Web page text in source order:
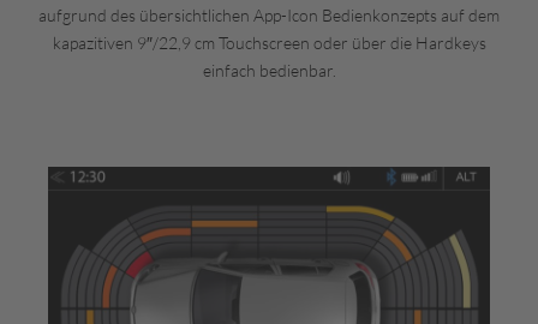
aufgrund des übersichtlichen App-Icon Bedienkonzepts auf dem
kapazitiven 9″/22,9 cm Touchscreen oder über die Hardkeys
einfach bedienbar.